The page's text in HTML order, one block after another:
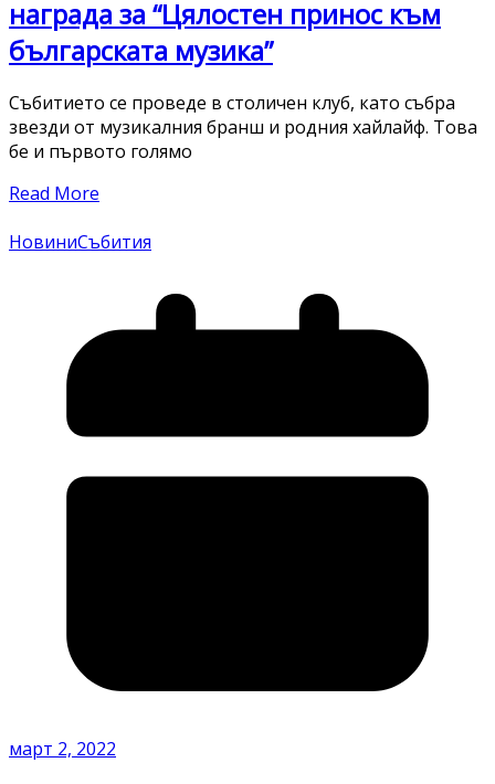
награда за “Цялостен принос към
българската музика”
Събитието се проведе в столичен клуб, като събра
звезди от музикалния бранш и родния хайлайф. Това
бе и първото голямо
Read More
НовиниСъбития
март 2, 2022